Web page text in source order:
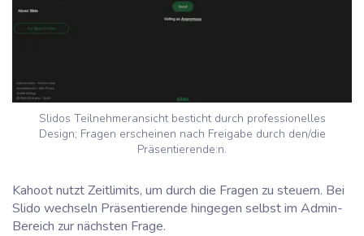
Slidos Teilnehmeransicht besticht durch professionelles
Design; Fragen erscheinen nach Freigabe durch den/die
Präsentierende:n.
Kahoot nutzt Zeitlimits, um durch die Fragen zu steuern. Bei
Slido wechseln Präsentierende hingegen selbst im Admin-
Bereich zur nächsten Frage.